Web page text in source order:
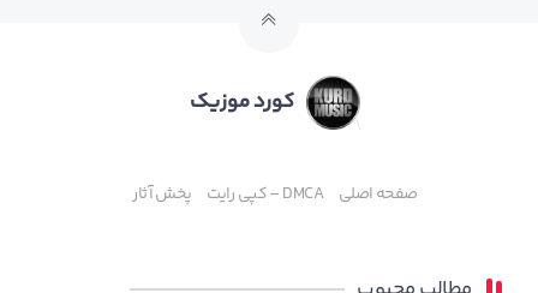
کورد موزیک
صفحه اصلی DMCA – کپی رایت پخش آثار